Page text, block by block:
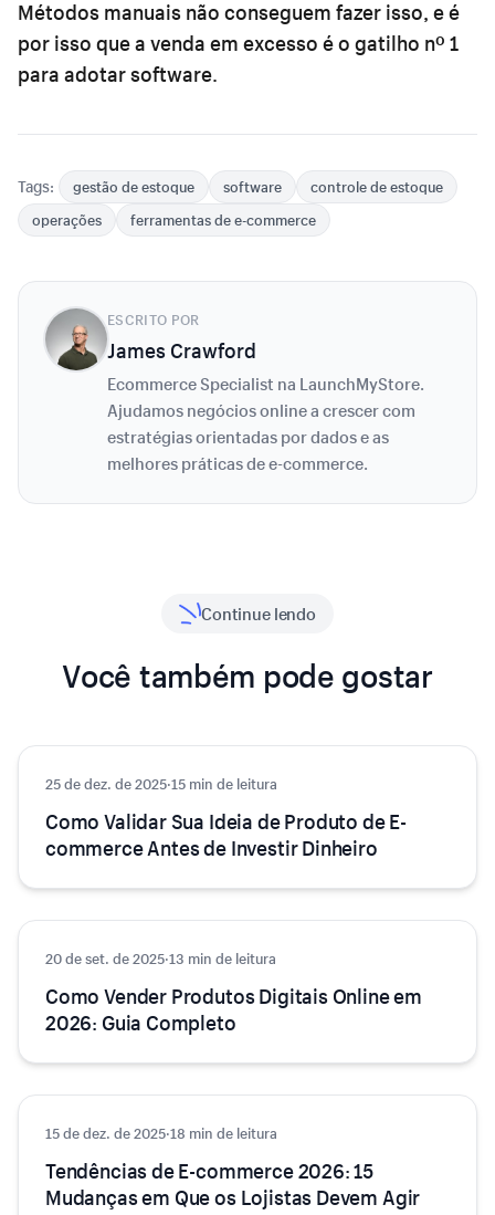
Métodos manuais não conseguem fazer isso, e é
por isso que a venda em excesso é o gatilho nº 1
para adotar software.
Tags: gestão de estoque software
controle de estoque
operações
ferramentas de e-commerce
ESCRITO POR
James Crawford
Ecommerce Specialist na LaunchMyStore.
Ajudamos negócios online a crescer com
estratégias orientadas por dados e as
melhores práticas de e-commerce.
Continue lendo
Você também pode gostar
E-commerce
25 de dez. de 2025·15 min de leitura
Como Validar Sua Ideia de Produto de E-
commerce Antes de Investir Dinheiro
E-commerce
20 de set. de 2025·13 min de leitura
Como Vender Produtos Digitais Online em
2026: Guia Completo
E-commerce
15 de dez. de 2025·18 min de leitura
Tendências de E-commerce 2026: 15
Mudanças em Que os Lojistas Devem Agir